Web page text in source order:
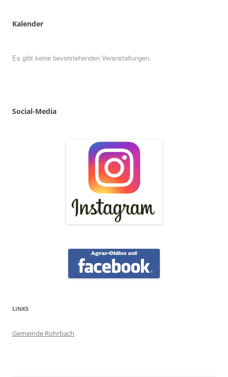
Kalender
Es gibt keine bevorstehenden Veranstaltungen.
Social-Media
LINKS
Gemeinde Rohrbach